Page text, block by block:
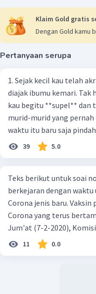
Klaim Gold gratis
Dengan Gold kamu
Pertanyaan serupa
1. Sejak kecil kau telah
diajak ibumu kemari. Tak
kau begitu **supel** dan
murid-murid yang pernah
waktu itu baru saja
39 5.0
Teks berikut untuk soai
berkejaran dengan
Corona jenis baru.
Corona yang terus
Jum'at (7-2-2020),
akibat virus Corona baru
yang terinfeksi menjadi
11 0.0